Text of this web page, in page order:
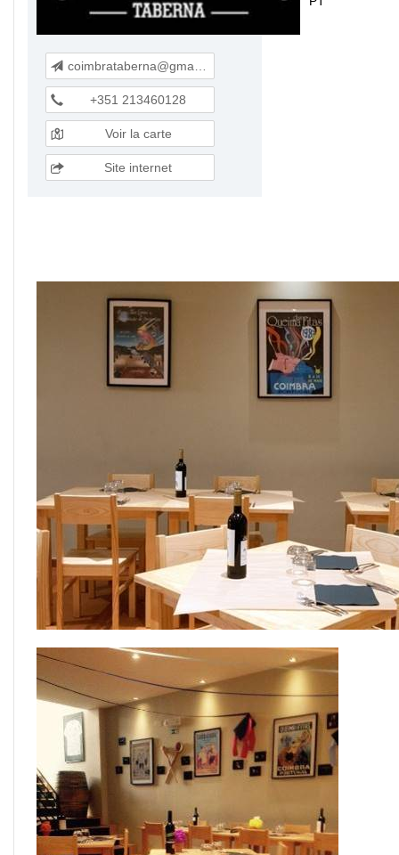
coimbrataberna@gmail.com
+351 213460128
Voir la carte
Site internet